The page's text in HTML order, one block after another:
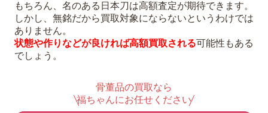
もちろん、名のある日本刀は高額査定が期待できます。
しかし、無銘だから買取対象にならないというわけでは
ありません。
状態や作りなどが良ければ高額買取される可能性もある
でしょう。
骨董品の買取なら
福ちゃんにお任せください